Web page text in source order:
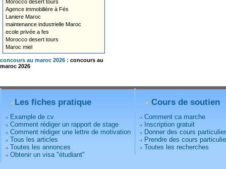
Morocco desert tours
Agence immobilière à Fés
Laniere Maroc
maintenance industrielle Maroc
ecole privée a fes
Morocco desert tours
Maroc miel
concours au maroc 2026 : concours au
maroc 2026
Les fiches pratique
Example de cv
Comment rédiger un rapport de stage
Comment rédiger une lettre de motivation
Tous les articles
Toutes les annonces
Obtenir un visa "étudiant"
Cours de soutien
Comment ca marche
Inscription gratuit
Donner des cours
Prendre des cours
Toutes les recherches